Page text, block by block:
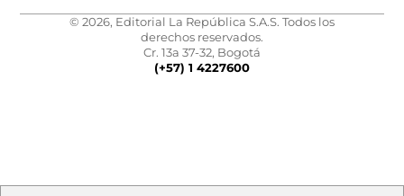
© 2026, Editorial La República S.A.S. Todos los
derechos reservados.
Cr. 13a 37-32, Bogotá
(+57) 1 4227600